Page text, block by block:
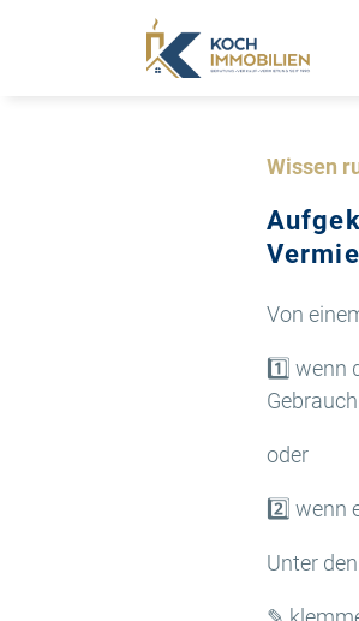
Wissen
Von
1️⃣ wenn
oder
2️⃣ wenn
Unter